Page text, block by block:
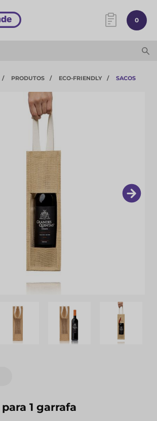
0
PRODUTOS ECO-FRIENDLY SACOS
1 garrafa